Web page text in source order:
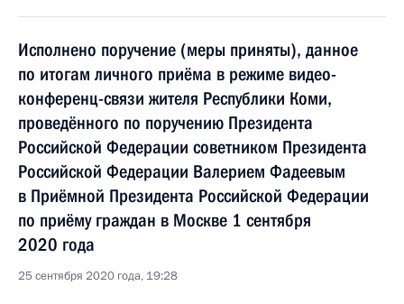
Исполнено поручение (меры приняты), данное
по итогам личного приёма в режиме видео-
конференц-связи жителя Республики Коми,
проведённого по поручению Президента
Российской Федерации советником Президента
Российской Федерации Валерием Фадеевым
в Приёмной Президента Российской Федерации
по приёму граждан в Москве 1 сентября
2020 года
25 сентября 2020 года, 19:28